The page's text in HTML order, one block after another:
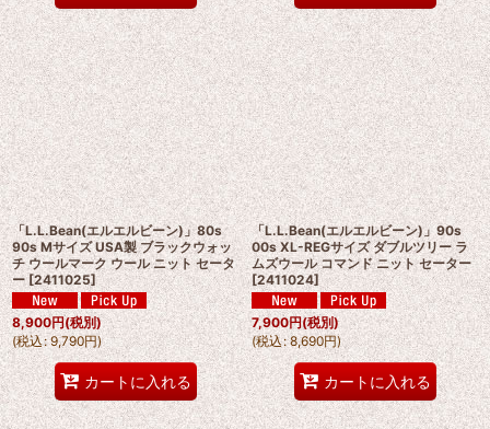
「L.L.Bean(エルエルビーン)」80s
90s Mサイズ USA製 ブラックウォッ
チ ウールマーク ウール ニット セータ
ー [2411025]
8,900円(税別)
(税込: 9,790円)
カートに入れる
「L.L.Bean(エルエルビーン)」90s
00s XL-REGサイズ ダブルツリー ラ
ムズウール コマンド ニット セーター
[2411024]
7,900円(税別)
(税込: 8,690円)
カートに入れる